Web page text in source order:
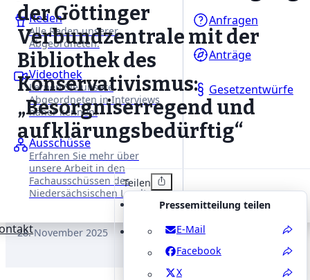
Reden
Alle Reden unserer
Abgeordneten.
Videothek
Lernen Sie unsere
Abgeordneten in Interviews
näher kennen.
Ausschüsse
Erfahren Sie mehr über
unsere Arbeit in den
Fachausschüssen des
Niedersächsischen Landtages.
Anfragen
Anträge
Gesetzentwürfe
der Göttinger
Verbundzentrale mit der
Bibliothek des
Konservativismus:
„Besorgniserregend und
aufklärungsbedürftig“
28. November 2025
Teilen
Pressemitteilung teilen
E-Mail
Facebook
X